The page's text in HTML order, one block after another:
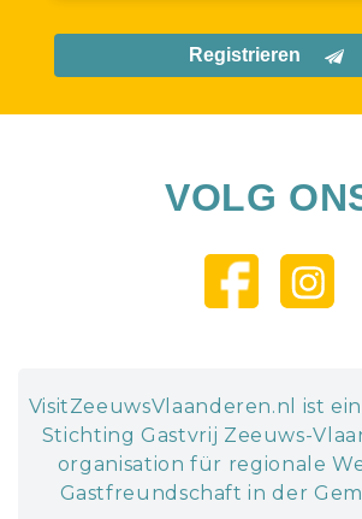
Registrieren
VOLG
VisitZeeuwsVlaanderen.nl ist
Stichting Gastvrij Zeeuws-
organisation für regionale
Gastfreundschaft in der